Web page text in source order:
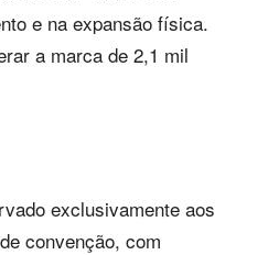
e na expansão física.
a marca de 2,1 mil
exclusivamente aos
convenção, com